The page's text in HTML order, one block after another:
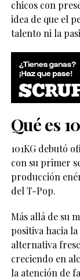
chicos con
idea de que el
talento ni la
Qué es
101KG debutó
con su primer
producción
del T-Pop.
Más allá de su
positiva hacia
alternativa
creciendo en
la atención de